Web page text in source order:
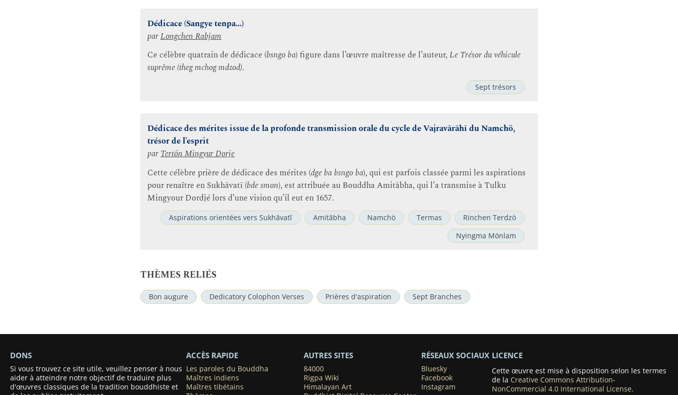
Dédicace (Sangye tenpa...)
parLongchen Rabjam
Ce célèbre quatrain de dédicace (bsngo ba) figure dans l’œuvre maîtresse de l’auteur,Le Trésor du véhicule
suprême (theg mchog mdzod).
Sept trésors
Dédicace des mérites issue de la profonde transmission orale du cycle de Vajravārāhī du Namchö,
trésor de l’esprit
parTertön Mingyur Dorje
Cette célèbre prière de dédicace des mérites (dge ba bsngo ba), qui est parfois classée parmi les aspirations
pour renaître en Sukhāvatī (bde smon), est attribuée au Bouddha Amitābha, qui l’a transmise à Tulku
Mingyour Dordjé lors d’une vision qu’il eut en 1657.
Aspirations orientées vers Sukhāvatī Amitābha Namchö Termas
Rinchen Terdzö
Nyingma Mönlam
THÈMES RELIÉS
Bon augure Dedicatory Colophon Verses Prières d'aspiration Sept Branches
DONS
Si vous trouvez ce site utile, veuillez penser à nous
aider à atteindre notre objectif de traduire plus
d'œuvres classiques de la tradition bouddhiste et
ACCÈS RAPIDE
Les paroles du Bouddha
Maîtres indiens
Maîtres tibétains
AUTRES SITES
84000
Rigpa Wiki
Himalayan Art
RÉSEAUX SOCIAUX
Bluesky
Facebook
Instagram
LICENCE
Cette œuvre est mise à disposition selon les termes
de la Creative Commons Attribution-
NonCommercial 4.0 International License.